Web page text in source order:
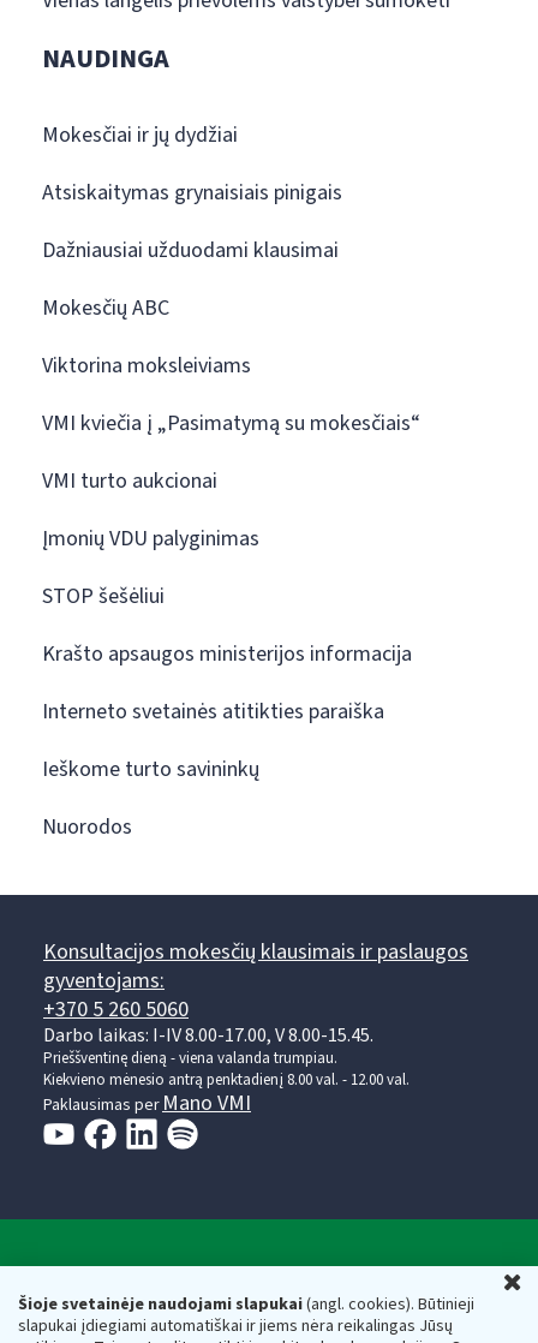
Šioje svetainėje naudojami slapukai(angl. cookies). Būtinieji
slapukai įdiegiami automatiškai ir jiems nėra reikalingas Jūsų
NAUDINGA
Mokesčiai ir jų dydžiai
Atsiskaitymas grynaisiais pinigais
Dažniausiai užduodami klausimai
Mokesčių ABC
Viktorina moksleiviams
VMI kviečia į „Pasimatymą su mokesčiais“
VMI turto aukcionai
Įmonių VDU palyginimas
STOP šešėliui
Krašto apsaugos ministerijos informacija
Interneto svetainės atitikties paraiška
Ieškome turto savininkų
Nuorodos
Konsultacijos mokesčių klausimais ir paslaugos
gyventojams:
+370 5 260 5060
Darbo laikas: I-IV 8.00-17.00, V 8.00-15.45.
Prieššventinę dieną - viena valanda trumpiau.
Kiekvieno mėnesio antrą penktadienį 8.00 val. - 12.00 val.
Paklausimas perMano VMI
Valstybinė mokesčių inspekcija prie Lietuvos
Respublikos finansų ministerijos